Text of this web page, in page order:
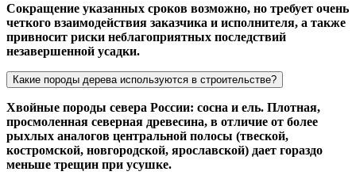
Сокращение указанных сроков возможно, но требует очень
четкого взаимодействия заказчика и исполнителя, а также
привносит риски неблагоприятных последствий
незавершенной усадки.
Какие породы дерева используются в строительстве?
Хвойные породы севера России: сосна и ель. Плотная,
просмоленная северная древесина, в отличие от более
рыхлых аналогов центральной полосы (твеской,
костромской, новгородской, ярославской) дает гораздо
меньше трещин при усушке.